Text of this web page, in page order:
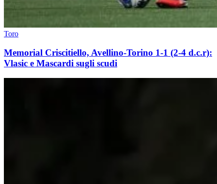
Toro
Memorial Criscitiello, Avellino-Torino 1-1 (2-4 d.c.r):
Vlasic e Mascardi sugli scudi